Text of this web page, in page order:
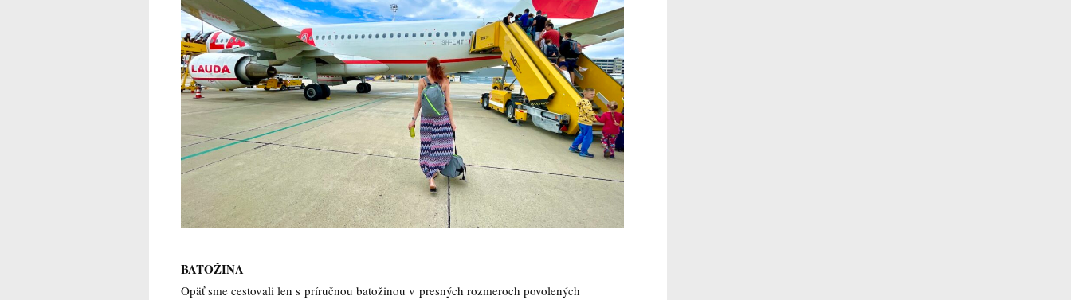
BATOŽINA
Opäť sme cestovali len s príručnou batožinou v presných rozmeroch povolených